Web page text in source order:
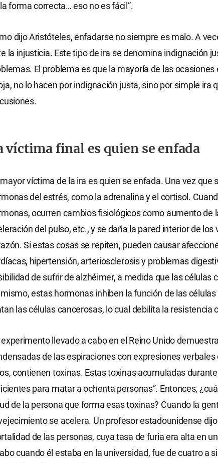
forma correcta… eso no es fácil”.
dijo Aristóteles, enfadarse no siempre es malo. A
la injusticia. Este tipo de ira se denomina indignación
El problema es que la mayoría de las ocasiones
no lo hacen por indignación justa, sino por simple ira
víctima final es quien se enfada
víctima de la ira es quien se enfada. Una vez que
del estrés, como la adrenalina y el cortisol.
ocurren cambios fisiológicos como aumento de
del pulso, etc., y se daña la pared interior de los
Si estas cosas se repiten, pueden causar
hipertensión, arteriosclerosis y problemas
de sufrir de alzhéimer, a medida que las células
estas hormonas inhiben la función de las
las células cancerosas, lo cual debilita la resistencia
experimento llevado a cabo en el Reino Unido
de las espiraciones con expresiones verbales
contienen toxinas. Estas toxinas acumuladas
para matar a ochenta personas”. Entonces,
de la persona que forma esas toxinas? Cuando la
se acelera. Un profesor estadounidense
de las personas, cuya tasa de furia era alta en
cuando él estaba en la universidad, fue de cuatro a